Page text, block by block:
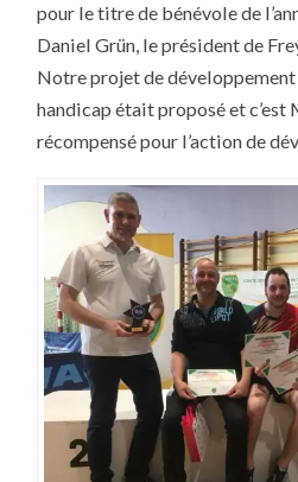
pour le titre de bénévole de
Daniel Grün, le président de
Notre projet de développement
handicap était proposé et c’est
récompensé pour l’action de